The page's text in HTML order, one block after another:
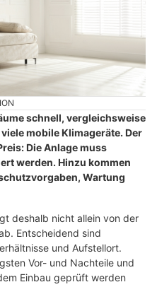
schnell, vergleichsweise
mobile Klimageräte. Der
Die Anlage muss
werden. Hinzu kommen
Wartung
deshalb nicht allein von der
Entscheidend sind
und Aufstellort.
Vor- und Nachteile und
Einbau geprüft werden